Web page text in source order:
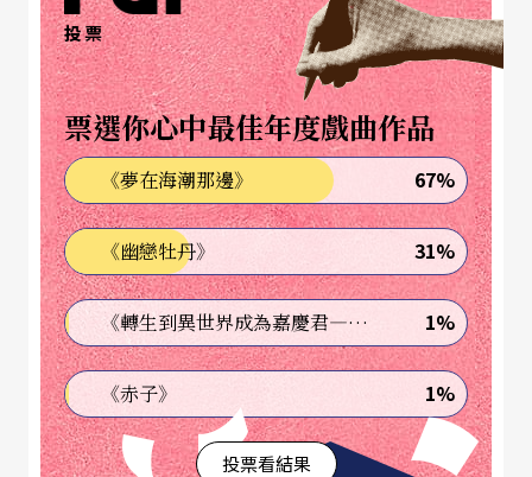
投票
票選你心中最佳年度戲曲作品
《夢在海潮那邊》 67%
《幽戀牡丹》 31%
《轉生到異世界成為嘉慶君—發現我的祖先是詐騙集團!?》 1%
《赤子》 1%
投票看結果